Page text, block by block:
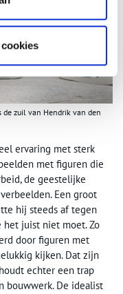
zuil van Hendrik van den
ervaring met sterk
met figuren die
de geestelijke
Een groot
hij steeds af tegen
juist niet moet. Zo
door figuren met
kijken. Dat zijn
houdt echter een trap
bouwwerk. De idealist